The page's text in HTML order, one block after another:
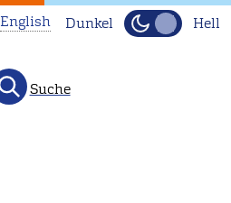
This
page
English Dunkel Hell
Suche